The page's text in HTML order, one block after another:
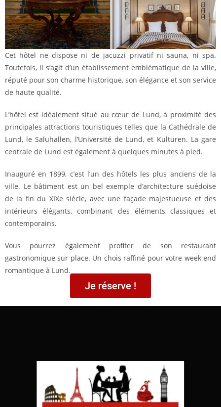
Cet hôtel ne dispose ni de jacuzzi privatif ni sauna, ni spa.
Toutefois, il s’agit d’un établissement emblématique de la ville,
réputé pour son charme historique, son élégance et son service
de haute qualité.
L’hôtel est idéalement situé au cœur de Lund, à proximité des
principales attractions touristiques telles que la Cathédrale de
Lund, le Saluhallen, l’Université de Lund, et Kulturen. La gare
centrale de Lund est également à quelques minutes à pied.
Inauguré en 1899, c’est l’un des hôtels les plus anciens de la
ville. Le bâtiment est un bel exemple d’architecture suédoise
de la fin du XIXe siècle, avec une façade majestueuse et des
intérieurs élégants, combinant des éléments classiques et
contemporains.
Vous pourrez également profiter de son restaurant
gastronomique sur place. Un chois raffiné pour votre week end
romantique à Lund.
Je réserve !